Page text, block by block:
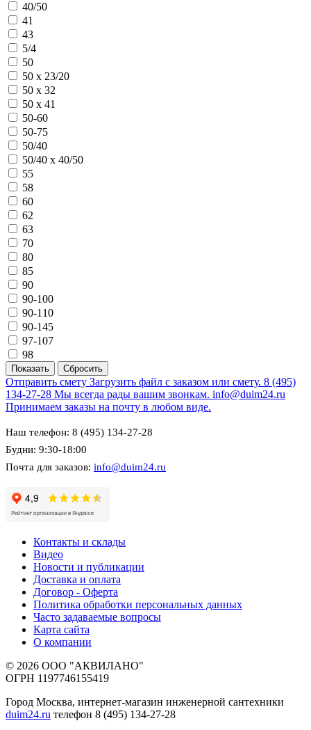
40/50
41
43
5/4
50
50 х 23/20
50 х 32
50 х 41
50-60
50-75
50/40
50/40 х 40/50
55
58
60
62
63
70
80
85
90
90-100
90-110
90-145
97-107
98
Отправить смету Загрузить файл с заказом или смету. 8 (495)
134-27-28 Мы всегда рады вашим звонкам. info@duim24.ru
Принимаем заказы на почту в любом виде.
Наш телефон: 8 (495) 134-27-28
Будни: 9:30-18:00
Почта для заказов: info@duim24.ru
Контакты и склады
Видео
Новости и публикации
Доставка и оплата
Договор - Оферта
Политика обработки персональных данных
Часто задаваемые вопросы
Карта сайта
О компании
© 2026 ООО "АКВИЛАНО"
ОГРН 1197746155419
Город Москва, интернет-магазин инженерной сантехники
duim24.ru телефон 8 (495) 134-27-28